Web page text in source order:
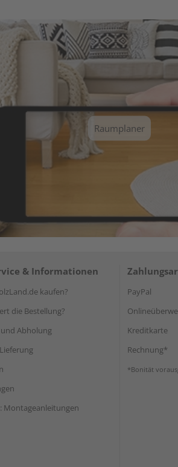
Raumplaner
& Informationen
kaufen?
die Bestellung?
Abholung
Montageanleitungen
PayPal
Kreditkarte
Rechnung*
*Bonität